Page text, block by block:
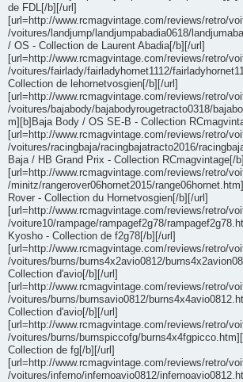
de FDL[/b][/url]
[url=http://www.rcmagvintage.com/reviews/retro/
/voitures/landjump/landjumpabadia0618/
/ OS - Collection de Laurent Abadia[/b][/url]
[url=http://www.rcmagvintage.com/reviews/retro/
/voitures/fairlady/fairladyhornet1112/
Collection de lehornetvosgien[/b][/url]
[url=http://www.rcmagvintage.com/reviews/retro/
/voitures/bajabody/bajabodyrougetracto0318/
m][b]Baja Body / OS SE-B - Collection
[url=http://www.rcmagvintage.com/reviews/retro/
/voitures/racingbaja/racingbajatracto2016/
Baja / HB Grand Prix - Collection RCmagvintage[/
[url=http://www.rcmagvintage.com/reviews/retro/
/minitz/rangerover06hornet2015/
Rover - Collection du Hornetvosgien[/b][/url]
[url=http://www.rcmagvintage.com/reviews/retro/
/voiture10/rampage/rampagef2g78/
Kyosho - Collection de f2g78[/b][/url]
[url=http://www.rcmagvintage.com/reviews/retro/
/voitures/burns/burns4x2avio0812/
Collection d'avio[/b][/url]
[url=http://www.rcmagvintage.com/reviews/retro/
/voitures/burns/burnsavio0812/
Collection d'avio[/b][/url]
[url=http://www.rcmagvintage.com/reviews/retro/
/voitures/burns/burnspiccofg/
Collection de fg[/b][/url]
[url=http://www.rcmagvintage.com/reviews/retro/
/voitures/inferno/infernoavio0812/